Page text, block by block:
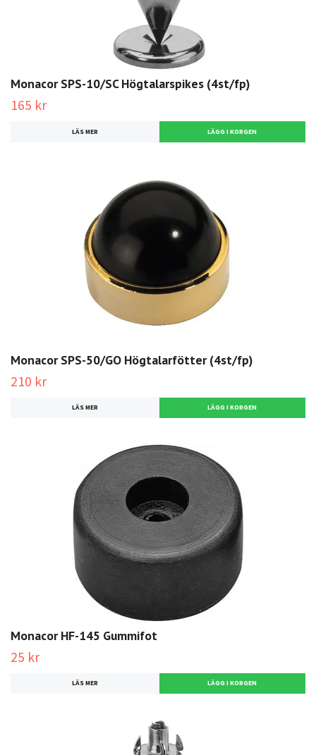
Monacor SPS-10/SC Högtalarspikes (4st/fp)
165 kr
LÄS MER
Monacor SPS-50/GO Högtalarfötter (4st/fp)
210 kr
LÄS MER
Monacor HF-145 Gummifot
25 kr
LÄS MER